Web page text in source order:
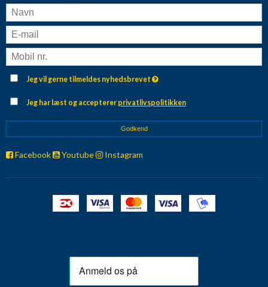
Jeg vil gerne tilmeldes nyhedsbrevet
Jeg har læst og accepterer privatlivspolitikken
Godkend
Facebook Youtube Instagram